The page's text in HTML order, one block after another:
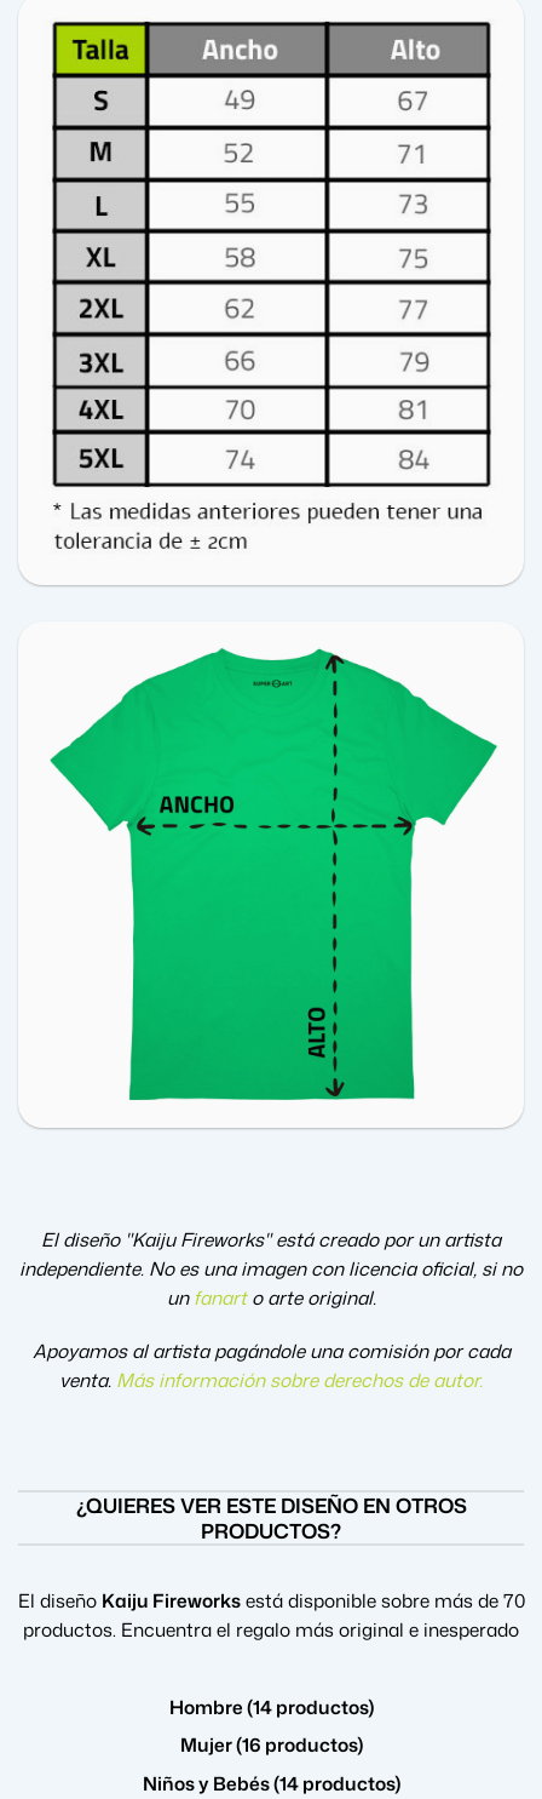
El diseño "Kaiju Fireworks" está creado por un artista
independiente. No es una imagen con licencia oficial, si no
unfanart o arte original.
Apoyamos al artista pagándole una comisión por cada
venta. Más información sobre derechos de autor.
¿QUIERES VER ESTE DISEÑO EN OTROS
PRODUCTOS?
El diseño Kaiju Fireworksestá disponible sobre más de 70
productos. Encuentra el regalo más original e inesperado
Hombre (14 productos)
Mujer (16 productos)
Niños y Bebés (14 productos)